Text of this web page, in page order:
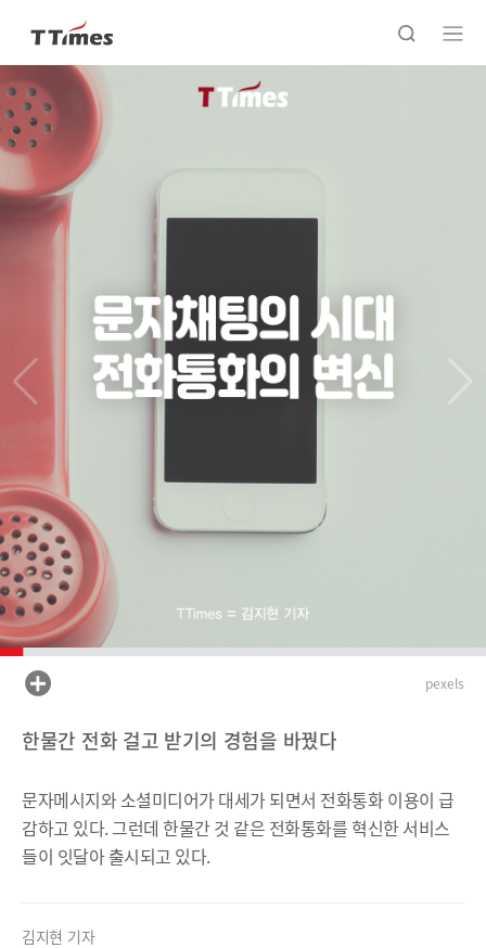
pexels
한물간 전화 걸고 받기의 경험을 바꿨다
문자메시지와 소셜미디어가 대세가 되면서 전화통화 이용이 급
감하고 있다. 그런데 한물간 것 같은 전화통화를 혁신한 서비스
들이 잇달아 출시되고 있다.
김지현 기자